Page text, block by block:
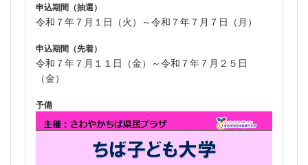
申込期間（抽選）
令和７年７月１日（火）～令和７年７月７日（月）
申込期間（先着）
令和７年７月１１日（金）～令和７年７月２５日
（金）
予備